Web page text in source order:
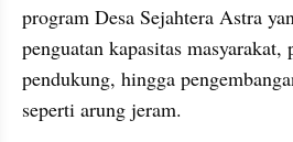
program Desa Sejahtera Astra
penguatan kapasitas masyarakat,
pendukung, hingga
seperti arung jeram.